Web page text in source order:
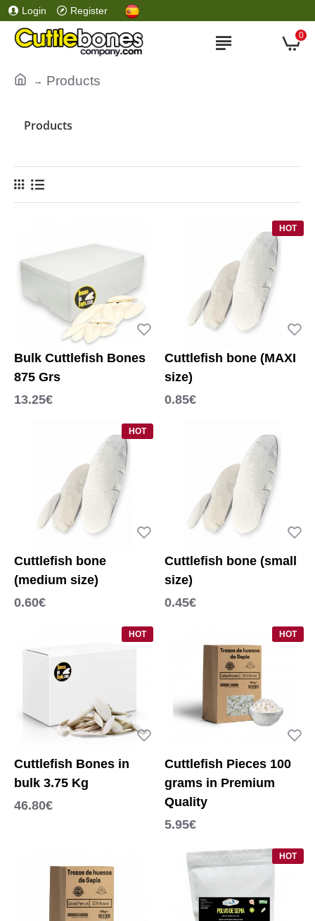
Login Register
0
Products
Products
Bulk Cuttlefish Bones
875 Grs
13.25€
HOT
Cuttlefish bone (MAXI
size)
0.85€
HOT
Cuttlefish bone
(medium size)
0.60€
Cuttlefish bone (small
size)
0.45€
HOT
Cuttlefish Bones in
bulk 3.75 Kg
46.80€
HOT
Cuttlefish Pieces 100
grams in Premium
Quality
5.95€
HOT